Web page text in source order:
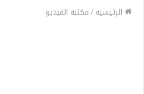
الرئيسية/مكتبة الفيديو